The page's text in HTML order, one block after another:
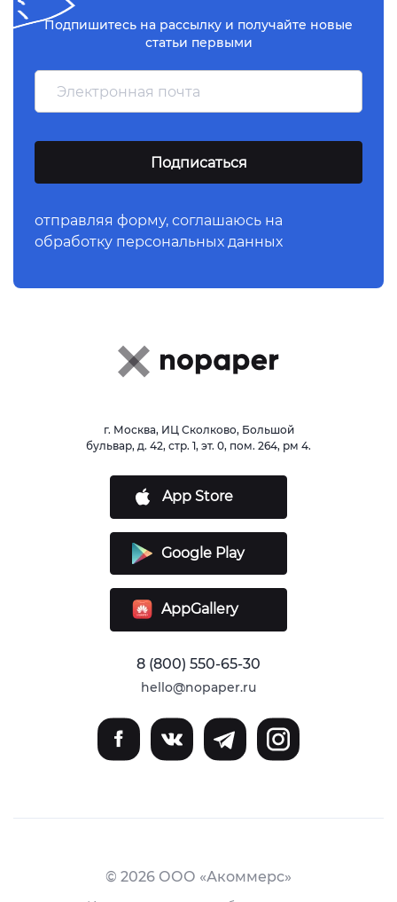
Подпишитесь на рассылку и получайте новые
статьи первыми
отправляя форму, соглашаюсь на
обработку персональных данных
г. Москва, ИЦ Сколково, Большой
бульвар, д. 42, стр. 1, эт. 0, пом. 264, рм 4.
App Store
Google Play
AppGallery
8 (800) 550-65-30
hello@nopaper.ru
© 2026 ООО «Акоммерс»